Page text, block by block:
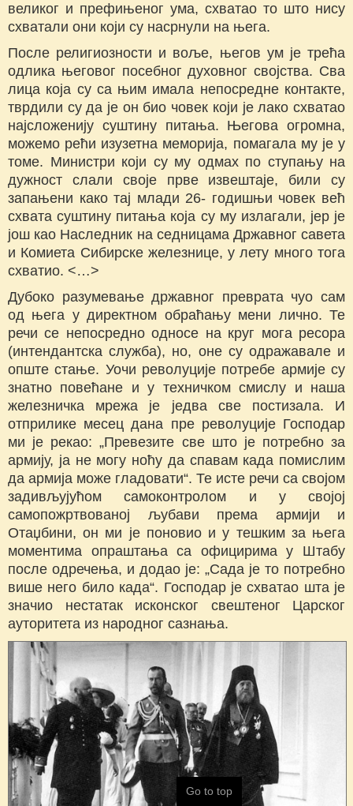
великог и префињеног ума, схватао то што нису
схватали они који су насрнули на њега.
После религиозности и воље, његов ум је трећа
одлика његовог посебног духовног својства. Сва
лица која су са њим имала непосредне контакте,
тврдили су да је он био човек који је лако схватао
најсложенију суштину питања. Његова огромна,
можемо рећи изузетна меморија, помагала му је у
томе. Министри који су му одмах по ступању на
дужност слали своје прве извештаје, били су
запањени како тај млади 26- годишњи човек већ
схвата суштину питања која су му излагали, јер је
још као Наследник на седницама Државног савета
и Комиета Сибирске железнице, у лету много тога
схватио. <…>
Дубоко разумевање државног преврата чуо сам
од њега у директном обраћању мени лично. Те
речи се непосредно односе на круг мога ресора
(интендaнтска служба), но, оне су одражавале и
опште стање. Уочи револуције потребе армије су
знатно повећане и у техничком смислу и наша
железничка мрежа је једва све постизала. И
отприлике месец дана пре револуције Господар
ми је рекао: „Превезите све што је потребно за
армију, ја не могу ноћу да спавам када помислим
да армија може гладовати“. Те исте речи са својом
задивљујућом самоконтролом и у својој
самопожртвованој љубави према армији и
Отаџбини, он ми је поновио и у тешким за њега
моментима опраштања са официрима у Штабу
после одречења, и додао је: „Сада је то потребно
више него било када“. Господар је схватао шта је
значио нестатак исконског свештеног Царског
ауторитета из народног сазнања.
Go to top